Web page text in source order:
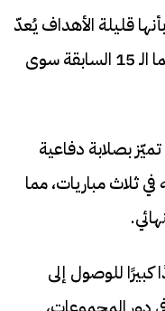
قليلة الأهداف يُعدّ
بخسًا للواقع، إذ لم تشهد مواجهاتهما الـ 15 السابقة سوى
بصلابة دفاعية
ثلاث مباريات، مما
للوصول إلى